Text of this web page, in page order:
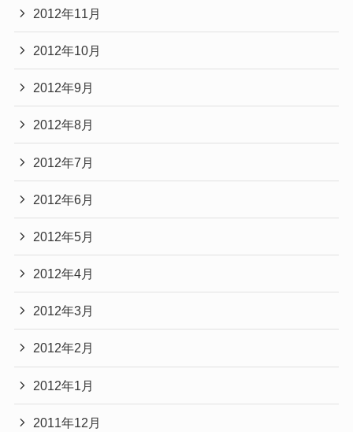
2012年11月
2012年10月
2012年9月
2012年8月
2012年7月
2012年6月
2012年5月
2012年4月
2012年3月
2012年2月
2012年1月
2011年12月